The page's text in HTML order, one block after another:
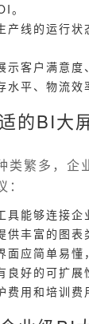
。
产线的运行
示客户满意度
水平、物流效
的BI大
类繁多，企
具能够连接
供丰富的图表
应简单易懂
良好的可扩展
用和培训费